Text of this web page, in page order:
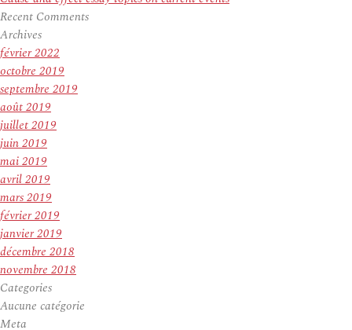
Recent Comments
Archives
février 2022
octobre 2019
septembre 2019
août 2019
juillet 2019
juin 2019
mai 2019
avril 2019
mars 2019
février 2019
janvier 2019
décembre 2018
novembre 2018
Categories
Aucune catégorie
Meta